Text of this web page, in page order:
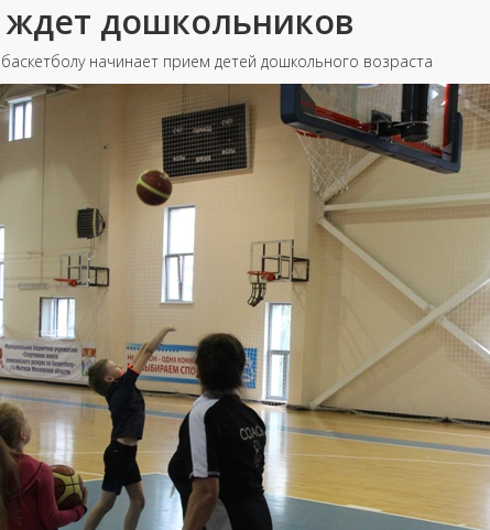
ждет дошкольников
начинает прием детей дошкольного возраста